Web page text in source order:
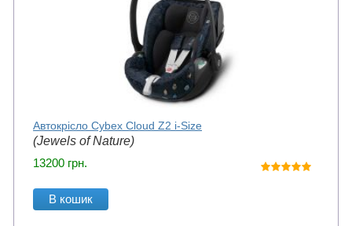
Автокрісло Cybex Cloud Z2 i-Size
(Jewels of Nature)
13200 грн.
В кошик